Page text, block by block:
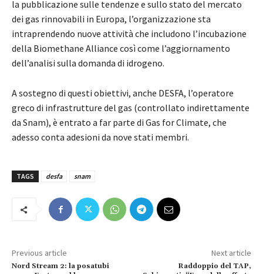
la pubblicazione sulle tendenze e sullo stato del mercato
dei gas rinnovabili in Europa, l’organizzazione sta
intraprendendo nuove attività che includono l’incubazione
della Biomethane Alliance così come l’aggiornamento
dell’analisi sulla domanda di idrogeno.
A sostegno di questi obiettivi, anche DESFA, l’operatore
greco di infrastrutture del gas (controllato indirettamente
da Snam), è entrato a far parte di Gas for Climate, che
adesso conta adesioni da nove stati membri.
TAGS desfa snam
Previous article
Nord Stream 2: la posatubi
Next article
Raddoppio del TAP,